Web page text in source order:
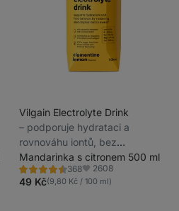
Vilgain Electrolyte Drink
⁠–⁠ podporuje hydrataci a
rovnováhu iontů, bez
rafinovaného cukru, slazeno
steviol-glykosidy ze stévie
Mandarinka s citronem 500 ml
368
Hodnocení
4.5/5,
368
Oblíbené
2608
49 Kč(9,80 Kč / 100 ml)